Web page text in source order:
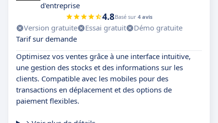
d'entreprise
4.8Basé sur 4 avis
Version gratuite Essai gratuit
Démo gratuite
Tarif sur demande
Optimisez vos ventes grâce à une interface intuitive,
une gestion des stocks et des informations sur les
clients. Compatible avec les mobiles pour des
transactions en déplacement et des options de
paiement flexibles.